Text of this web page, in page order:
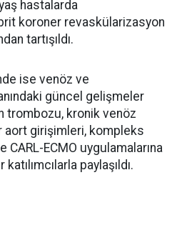
hastalarda
koroner revaskülarizasyon
tartışıldı.
ise venöz ve
güncel gelişmeler
trombozu, kronik venöz
girişimleri, kompleks
ECMO uygulamalarına
paylaşıldı.